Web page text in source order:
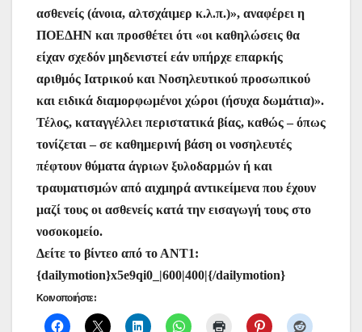
ασθενείς (άνοια, αλτσχάιμερ κ.λ.π.)», αναφέρει η
ΠΟΕΔΗΝ και προσθέτει ότι «οι καθηλώσεις θα
είχαν σχεδόν μηδενιστεί εάν υπήρχε επαρκής
αριθμός Ιατρικού και Νοσηλευτικού προσωπικού
και ειδικά διαμορφωμένοι χώροι (ήσυχα δωμάτια)».
Τέλος, καταγγέλλει περιστατικά βίας, καθώς – όπως
τονίζεται – σε καθημερινή βάση οι νοσηλευτές
πέφτουν θύματα άγριων ξυλοδαρμών ή και
τραυματισμών από αιχμηρά αντικείμενα που έχουν
μαζί τους οι ασθενείς κατά την εισαγωγή τους στο
νοσοκομείο.
Δείτε το βίντεο από το ΑΝΤ1:
{dailymotion}x5e9qi0_|600|400|{/dailymotion}
Κοινοποιήστε: